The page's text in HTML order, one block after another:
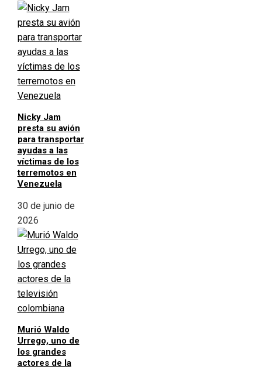
Nicky Jam
presta su avión
para transportar
ayudas a las
víctimas de los
terremotos en
Venezuela
30 de junio de
2026
Murió Waldo
Urrego, uno de
los grandes
actores de la